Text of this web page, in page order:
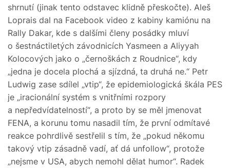
shrnutí (jinak tento odstavec klidně přeskočte). Aleš
Loprais dal na Facebook video z kabiny kamiónu na
Rally Dakar, kde s dalšími členy posádky mluví
o šestnáctiletých závodnicích Yasmeen a Aliyyah
Kolocových jako o „černoškách z Roudnice“, kdy
„jedna je docela plochá a sjízdná, ta druhá ne.“ Petr
Ludwig zase sdílel „vtip“, že epidemiologická škála PES
je „iracionální systém s vnitřními rozpory
a nepředvídatelností“, a proto by se měl jmenovat
FENA, a korunu tomu nasadil tím, že první odmítavé
reakce pohrdlivě sestřelil s tím, že „pokud někomu
takový vtip zásadně vadí, ať dá unfollow“, protože
„nejsme v USA, abych nemohl dělat humor“. Radek